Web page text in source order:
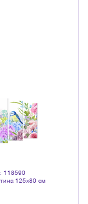
118590
125х80 см